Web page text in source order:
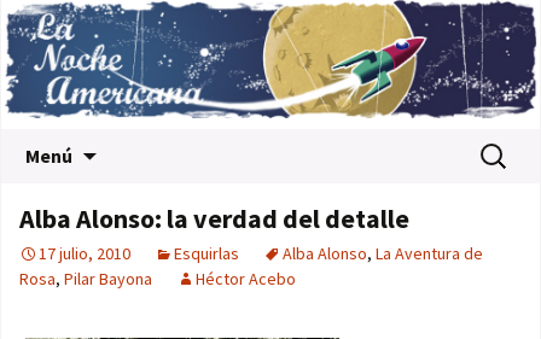
Menú Buscar:
Alba Alonso: la verdad del detalle
17 julio, 2010 Esquirlas Alba Alonso, La Aventura de
Rosa, Pilar Bayona Héctor Acebo